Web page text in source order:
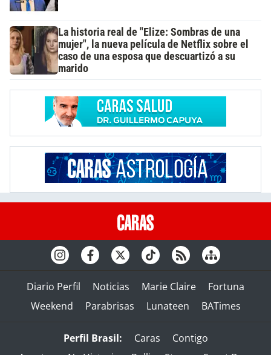
La historia real de "Elize: Sombras de una
mujer", la nueva película de Netflix sobre el
caso de una esposa que descuartizó a su
marido
Diario Perfil Noticias Marie Claire
Fortuna
Weekend
Parabrisas Lunateen BATimes
Perfil Brasil: Caras
Contigo